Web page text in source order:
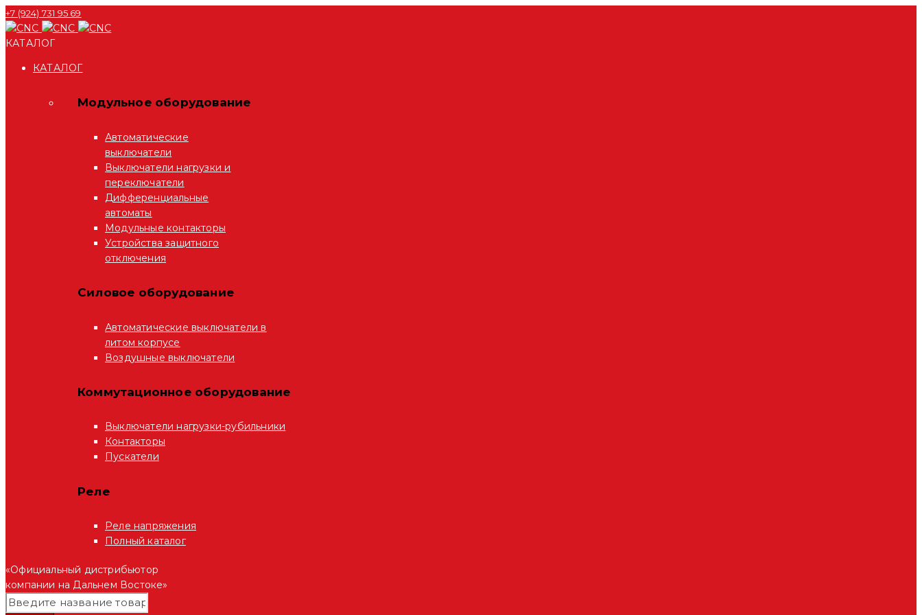
+7 (924) 731 95 69
КАТАЛОГ
КАТАЛОГ
Модульное оборудование
Автоматические
выключатели
Выключатели нагрузки и
переключатели
Дифференциальные
автоматы
Модульные контакторы
Устройства защитного
отключения
Силовое оборудование
Автоматические выключатели в
литом корпусе
Воздушные выключатели
Коммутационное оборудование
Выключатели нагрузки-рубильники
Контакторы
Пускатели
Реле
Реле напряжения
Полный каталог
«Официальный дистрибьютор
компании на Дальнем Востоке»